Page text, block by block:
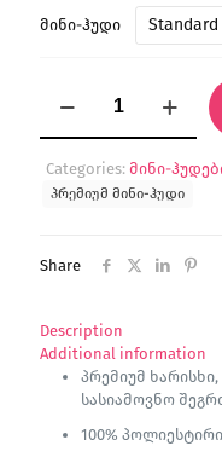
მინი-ჰუდი Standard
Trip"
(პრემიუმი)
quantity
Categories: მინი-
პრემიუმ მინი-ჰუდი
Share
Description
Additional information
პრემიუმ
სასიამოვნო
100%